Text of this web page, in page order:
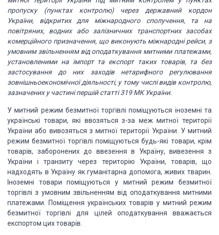
пропуску (пунктах контролю) через державний кордон
України, відкритих для міжнародного сполучення, та на
повітряних, водних або залізничних транспортних засобах
комерційного призначення, що виконують міжнародні рейси, з
умовним звільненням від оподаткування митними платежами,
установленими на імпорт та експорт таких товарів, та без
застосування до них заходів нетарифного регулювання
зовнішньоекономічної діяльності, у тому числі видів контролю,
зазначених у частині першій статті 319 МК України.
У митний режим безмитної торгівлі поміщуються іноземні та
українські товари, які ввозяться з-за меж митної території
України або вивозяться з митної території України. У митний
режим безмитної торгівлі поміщуються будь-які товари, крім
товарів, заборонених до ввезення в Україну, вивезення з
України і транзиту через територію України, товарів, що
надходять в Україну як гуманітарна допомога, живих тварин.
Іноземні товари поміщуються у митний режим безмитної
торгівлі з умовним звільненням від оподаткування митними
платежами. Поміщення українських товарів у митний режим
безмитної торгівлі для цілей оподаткування вважається
експортом цих товарів.